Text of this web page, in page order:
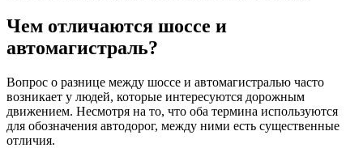
Чем отличаются шоссе и
автомагистраль?
Вопрос о разнице между шоссе и автомагистралью часто
возникает у людей, которые интересуются дорожным
движением. Несмотря на то, что оба термина используются
для обозначения автодорог, между ними есть существенные
отличия.